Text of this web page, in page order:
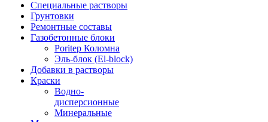
Специальные растворы
Грунтовки
Ремонтные составы
Газобетонные блоки
Poritep Коломна
Эль-блок (El-block)
Добавки в растворы
Краски
Водно-
дисперсионные
Минеральные